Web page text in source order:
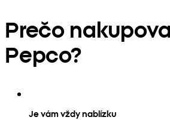
Prečo
Pepco?
Je vám vždy nablízku